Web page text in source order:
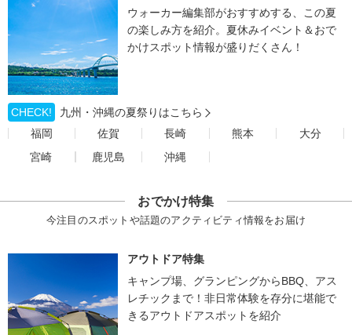
ウォーカー編集部がおすすめする、この夏
の楽しみ方を紹介。夏休みイベント＆おで
かけスポット情報が盛りだくさん！
CHECK!
九州・沖縄の夏祭りはこちら
福岡
佐賀 長崎 熊本
大分
宮崎
鹿児島 沖縄
おでかけ特集
今注目のスポットや話題のアクティビティ情報をお届け
アウトドア特集
キャンプ場、グランピングからBBQ、アス
レチックまで！非日常体験を存分に堪能で
きるアウトドアスポットを紹介